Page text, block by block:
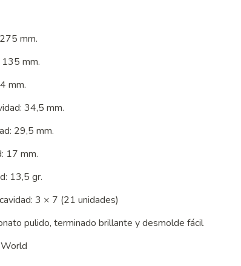
mm.
mm.
mm.
34,5 mm.
29,5 mm.
17 mm.
13,5 gr.
3 × 7 (21 unidades)
pulido, terminado brillante y desmolde fácil